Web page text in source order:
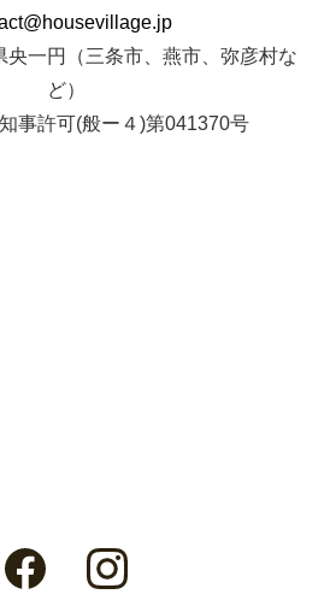
央一円（三条市、燕市、弥彦村な
ど）
事許可(般ー４)第041370号